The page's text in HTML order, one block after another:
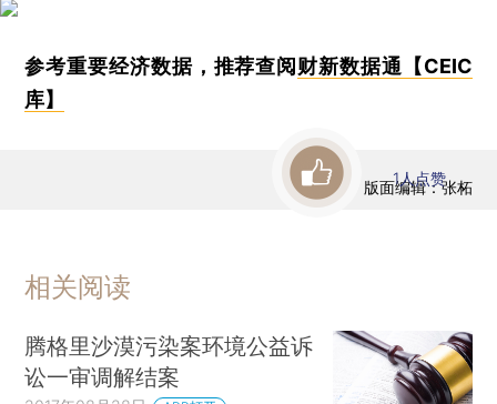
参考重要经济数据，推荐查阅财新数据通【CEIC
库】
版面编辑：张柘
1人点赞
相关阅读
腾格里沙漠污染案环境公益诉
讼一审调解结案